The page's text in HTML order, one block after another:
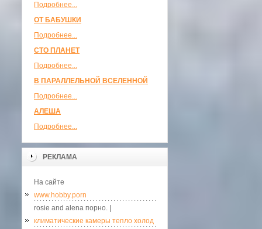
Подробнее...
ОТ БАБУШКИ
Подробнее...
СТО ПЛАНЕТ
Подробнее...
В ПАРАЛЛЕЛЬНОЙ ВСЕЛЕННОЙ
Подробнее...
АЛЕША
Подробнее...
РЕКЛАМА
На сайте
www.hobby.porn
rosie and alena порно. |
климатические камеры тепло холод